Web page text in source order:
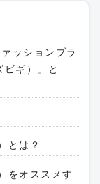
ッションブラ
ギ）」と
とは？
をオススメす